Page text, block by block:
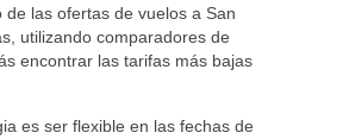
de las ofertas de vuelos a San
utilizando comparadores de
encontrar las tarifas más bajas
es ser flexible en las fechas de